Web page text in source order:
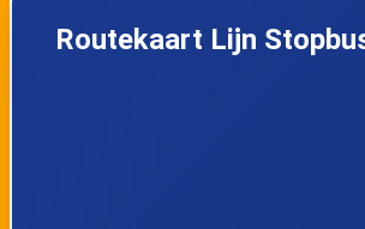
Routekaart Lijn